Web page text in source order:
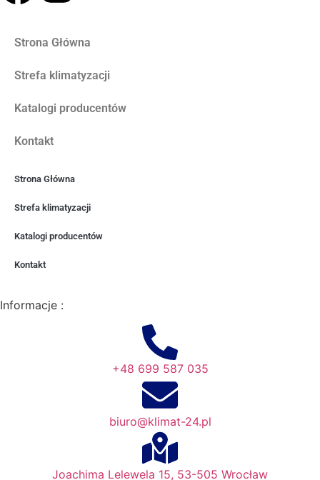
Strona Główna
Strefa klimatyzacji
Katalogi producentów
Kontakt
Strona Główna
Strefa klimatyzacji
Katalogi producentów
Kontakt
Informacje :
+48 699 587 035
biuro@klimat-24.pl
Joachima Lelewela 15, 53-505 Wrocław